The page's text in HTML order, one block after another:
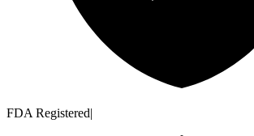
FDA Registered|